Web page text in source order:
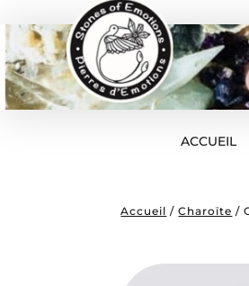
ACCUEIL
Accueil /Charoïte /